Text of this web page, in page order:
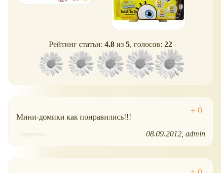
фигурки: пленный
превращается в большой
мельницу, плавать на
лодке, бегать через мост
и делать много других
интересных вещей!
смурф с подарком.
Высота каждой фигурки
автомобиль продаются
отдельно.
Рейтинг статьи: 4.8 из 5, голосов: 22
Мини-домики как понравились!!!
ответить 08.09.2012 admin